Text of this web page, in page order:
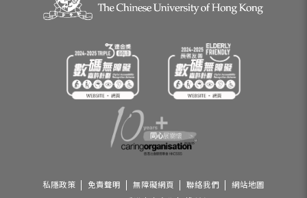
私隱政策 免責聲明 無障礙網頁 聯絡我們
網站地圖